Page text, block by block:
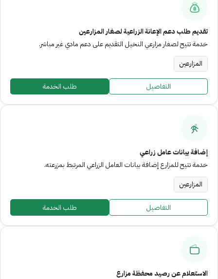
تقديم طلب دعم الإعانة الزراعية لصغار المزارعين
خدمة تتيح لصغار مزارعي النخيل التقديم على دعم مادي غير مباشر.
المزارعين
التفاصيل طلب الخدمة
إضافة بيانات عامل زراعي
خدمة تتيح للمزارع إضافة بيانات العامل الزراعي المرتبط بمزرعته.
المزارعين
التفاصيل طلب الخدمة
الاستعلام عن رصيد محفظة مزارع